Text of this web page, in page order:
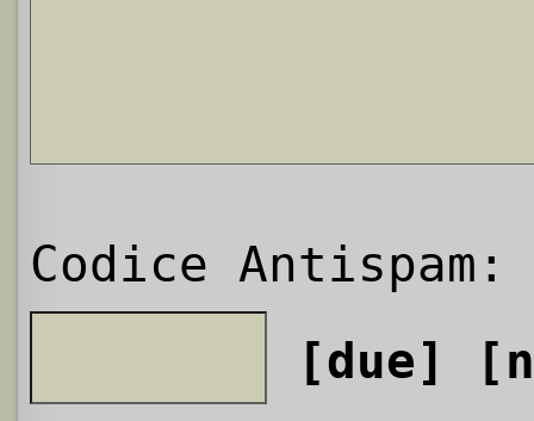
Codice Antispam:
[due]